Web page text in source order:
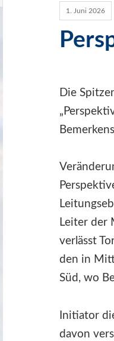
1. Juni 2026
Die
Leiter der
verlässt
den in
Süd, wo
Initiator
davon